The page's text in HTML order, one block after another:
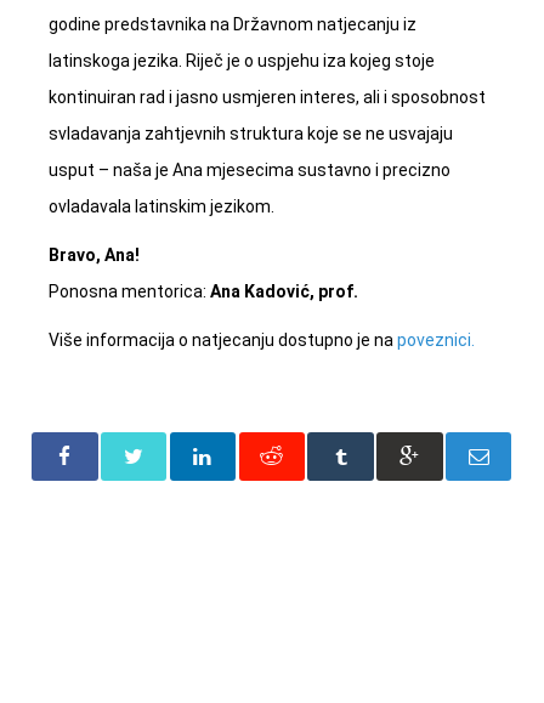
godine predstavnika na Državnom natjecanju iz
latinskoga jezika. Riječ je o uspjehu iza kojeg stoje
kontinuiran rad i jasno usmjeren interes, ali i sposobnost
svladavanja zahtjevnih struktura koje se ne usvajaju
usput – naša je Ana mjesecima sustavno i precizno
ovladavala latinskim jezikom.
Bravo, Ana!
Ponosna mentorica: Ana Kadović, prof.
Više informacija o natjecanju dostupno je napoveznici.